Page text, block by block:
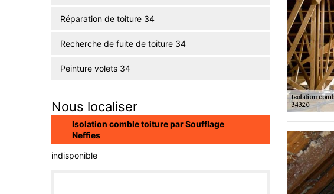
Réparation de toiture 34
Recherche de fuite de toiture 34
Peinture volets 34
Nous localiser
Isolation comble toiture par Soufflage
Neffies
indisponible